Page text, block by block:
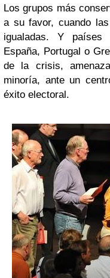
Los grupos más
a su favor, cuando
igualadas. Y países
España, Portugal o
de la crisis,
minoría, ante un
éxito electoral.